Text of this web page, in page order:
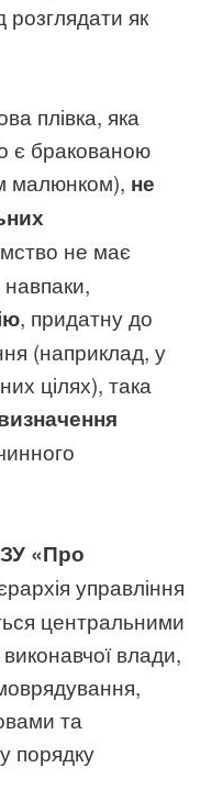
розглядати як
плівка, яка
є бракованою
малюнком), не
не має
навпаки,
, придатну до
(наприклад, у
цілях), така
«Про
управління
центральними
влади,
та
порядку